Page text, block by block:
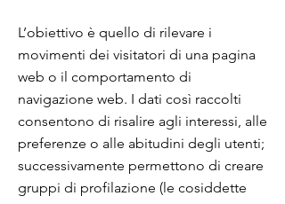
L’obiettivo è quello di rilevare i
movimenti dei visitatori di una pagina
web o il comportamento di
navigazione web. I dati così raccolti
consentono di risalire agli interessi, alle
preferenze o alle abitudini degli utenti;
successivamente permettono di creare
gruppi di profilazione (le cosiddette